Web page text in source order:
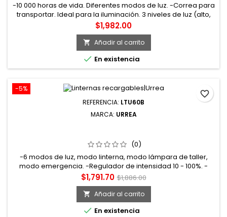
-10 000 horas de vida. Diferentes modos de luz. -Correa para
transportar. Ideal para la iluminación. 3 niveles de luz (alto,
bajo, intermitente). -Pantalla de cristal. Correa de mano
para transportar. Cuerpo de aluminio. -Uso pesado. LED
CREE. Tecnología LITIO-ION. -Distancia de luz 300m. -Linterna
de alta potencia 3000 lm 20W.
Precio
$1,982.00
 Añadir al carrito
 En existencia
-5%
REFERENCIA: LTU60B
MARCA: URREA
(0)
-6 modos de luz, modo linterna, modo lámpara de taller,
modo emergencia. -Regulador de intensidad 10 - 100%. -
Recargable. -Para uso pesado. -Ofrece un agarre
ergonómico y fácil de manejar. -Ideales para profesionales
en trabajos pesados y rudos.
Precio
$1,791.70 Precio
base
$1,886.00
 Añadir al carrito
 En existencia
favorite_border